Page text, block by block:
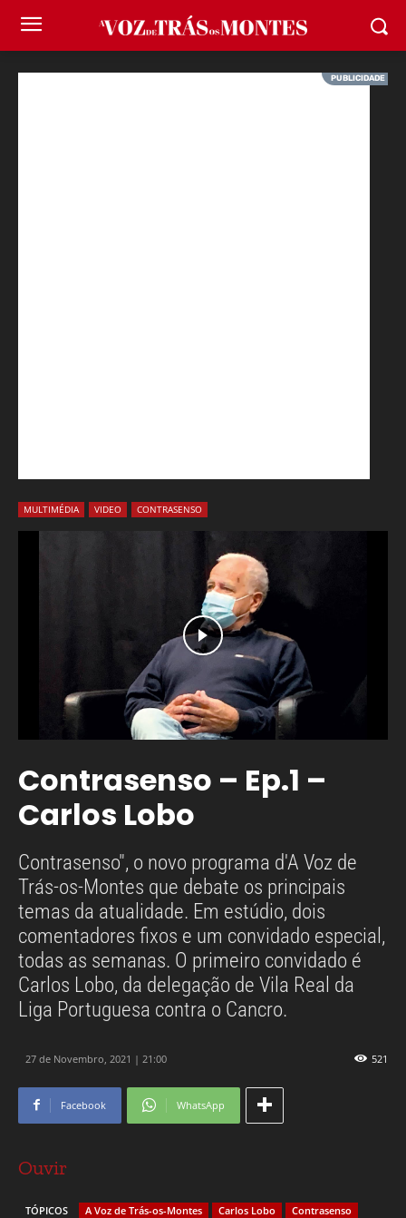
MULTIMÉDIA VIDEO CONTRASENSO
Contrasenso – Ep.1 –
Carlos Lobo
Contrasenso", o novo programa d'A Voz de
Trás-os-Montes que debate os principais
temas da atualidade. Em estúdio, dois
comentadores fixos e um convidado especial,
todas as semanas. O primeiro convidado é
Carlos Lobo, da delegação de Vila Real da
Liga Portuguesa contra o Cancro.
27 de Novembro, 2021 | 21:00 521
Facebook WhatsApp
Ouvir
TÓPICOS A Voz de Trás-os-Montes Carlos Lobo
Contrasenso